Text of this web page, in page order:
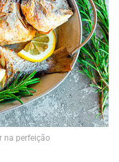
na perfeição